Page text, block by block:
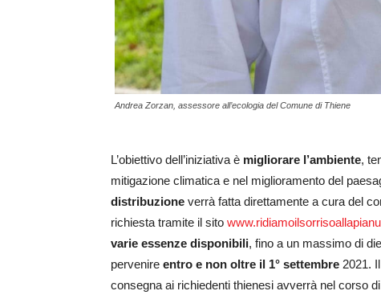
Andrea Zorzan, assessore all’ecologia del Comune di Thiene
L’obiettivo dell’iniziativa è migliorare l’ambiente,
mitigazione climatica e nel miglioramento del
distribuzione verrà fatta direttamente a cura del
richiesta tramite il sito
varie essenze disponibili, fino a un massimo di
pervenire entro e non oltre il 1° settembre 2021.
consegna ai richiedenti thienesi avverrà nel corso